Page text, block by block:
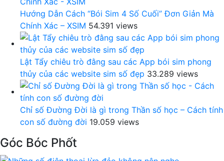
Hướng Dẫn Cách “Bói Sim 4 Số Cuối” Đơn Giản Mà
Chính Xác – XSIM 54.391 views
Lật Tẩy chiêu trò đằng sau các App bói sim phong
thủy của các website sim số đẹp 33.289 views
Chỉ số Đường Đời là gì trong Thần số học – Cách tính
con số đường đời 19.059 views
Góc Bóc Phốt